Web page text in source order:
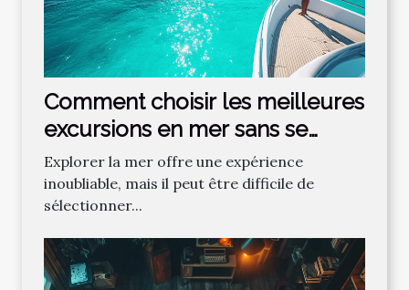
Comment choisir les meilleures
excursions en mer sans se
tromper ?
Explorer la mer offre une expérience
inoubliable, mais il peut être difficile de
sélectionner...